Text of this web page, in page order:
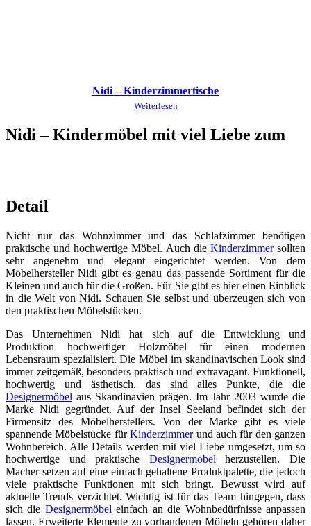
Nidi – Kinderzimmertische
Weiterlesen
Nidi – Kindermöbel mit viel Liebe zum
Detail
Nicht nur das Wohnzimmer und das Schlafzimmer benötigen
praktische und hochwertige Möbel. Auch die Kinderzimmersollten
sehr angenehm und elegant eingerichtet werden. Von dem
Möbelhersteller Nidi gibt es genau das passende Sortiment für die
Kleinen und auch für die Großen. Für Sie gibt es hier einen Einblick
in die Welt von Nidi. Schauen Sie selbst und überzeugen sich von
den praktischen Möbelstücken.
Das Unternehmen Nidi hat sich auf die Entwicklung und
Produktion hochwertiger Holzmöbel für einen modernen
Lebensraum spezialisiert. Die Möbel im skandinavischen Look sind
immer zeitgemäß, besonders praktisch und extravagant. Funktionell,
hochwertig und ästhetisch, das sind alles Punkte, die die
Designermöbel aus Skandinavien prägen. Im Jahr 2003 wurde die
Marke Nidi gegründet. Auf der Insel Seeland befindet sich der
Firmensitz des Möbelherstellers. Von der Marke gibt es viele
spannende Möbelstücke fürKinderzimmerund auch für den ganzen
Wohnbereich. Alle Details werden mit viel Liebe umgesetzt, um so
hochwertige und praktische Designermöbel herzustellen. Die
Macher setzen auf eine einfach gehaltene Produktpalette, die jedoch
viele praktische Funktionen mit sich bringt. Bewusst wird auf
aktuelle Trends verzichtet. Wichtig ist für das Team hingegen, dass
sich die Designermöbel einfach an die Wohnbedürfnisse anpassen
lassen. Erweiterte Elemente zu vorhandenen Möbeln gehören daher